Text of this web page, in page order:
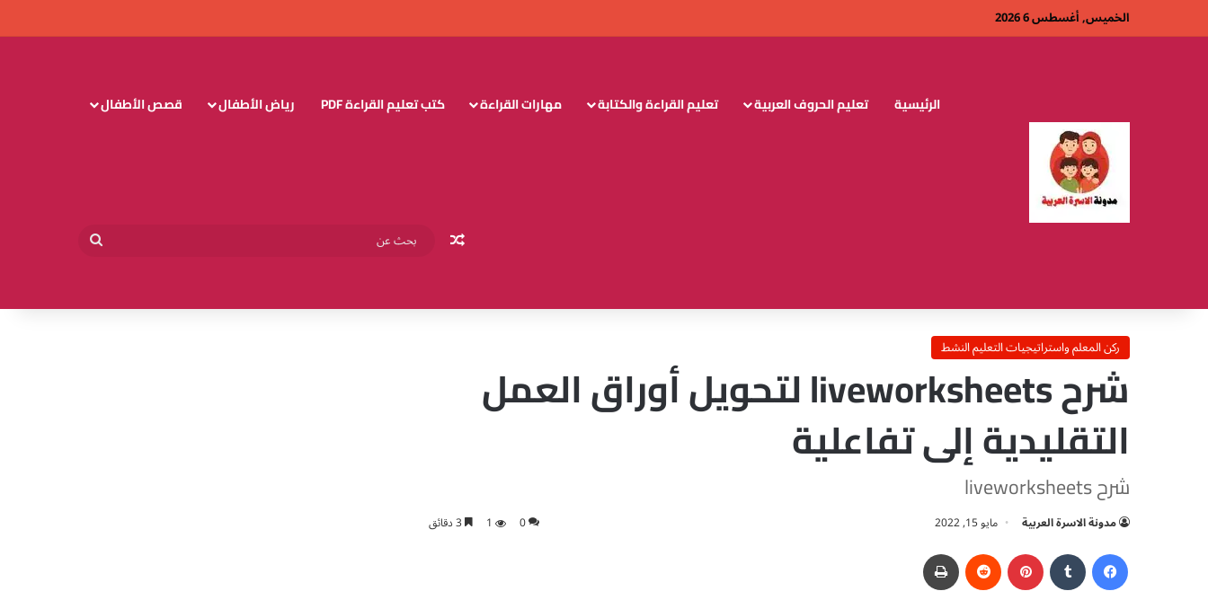
الخميس, أغسطس 6 2026
الرئيسية تعليم الحروف العربية تعليم القراءة والكتابة مهارات القراءة كتب تعليم القراءة PDF رياض الأطفال قصص الأطفال
مقال عشوائي
ركن المعلم واستراتيجيات التعليم النشط
شرح liveworksheets لتحويل أوراق العمل
التقليدية إلى تفاعلية
شرح liveworksheets
مدونة الاسرة العربية مايو 15, 2022 0
1
بينتيريست